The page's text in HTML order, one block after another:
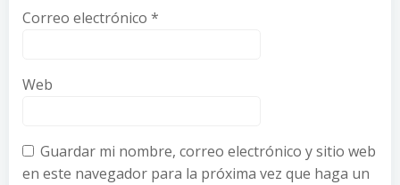
Correo electrónico *
Web
Guardar mi nombre, correo electrónico y sitio web
en este navegador para la próxima vez que haga un